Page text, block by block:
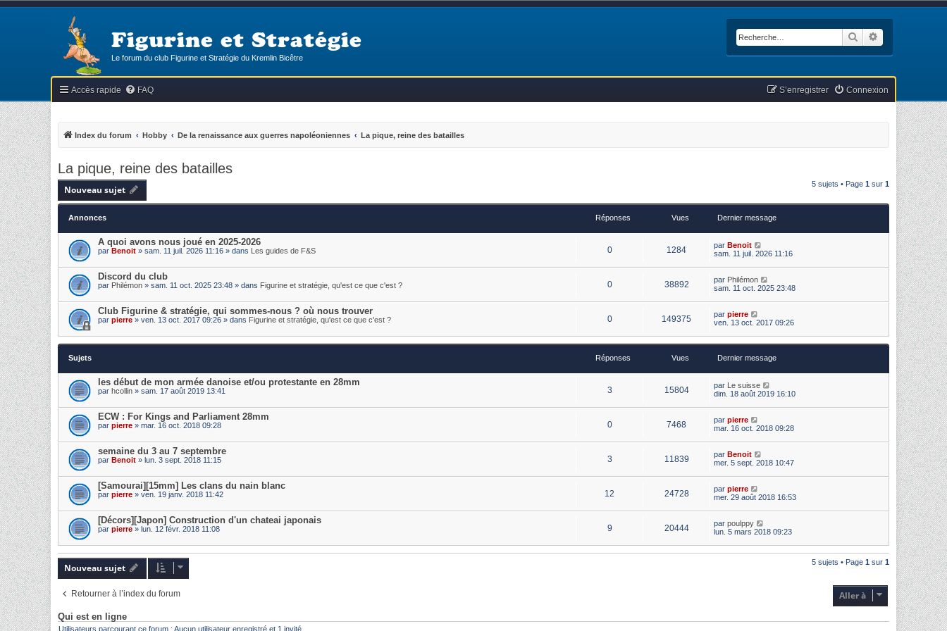
Figurine et Stratégie
Le forum du club Figurine et Stratégie du Kremlin Bicêtre
Rechercher
Accès rapide FAQ Connexion
S’enregistrer
Index du forum Hobby De la renaissance aux guerres napoléoniennes La pique, reine des batailles
La pique, reine des batailles
Nouveau sujet 5 sujets • Page 1 sur 1
Annonces Réponses Vues Dernier message
A quoi avons nous joué en 2025-2026
par Benoit » sam. 11 juil. 2026 11:16 » dans Les guides de F&S 0 1284 par Benoit
sam. 11 juil. 2026 11:16
Discord du club
par Philémon » sam. 11 oct. 2025 23:48 » dans Figurine et stratégie, qu'est ce que c'est ? 0 38892 par Philémon
sam. 11 oct. 2025 23:48
Club Figurine & stratégie, qui sommes-nous ? où nous trouver
par pierre » ven. 13 oct. 2017 09:26 » dans Figurine et stratégie, qu'est ce que c'est ? 0 149375 par pierre
ven. 13 oct. 2017 09:26
Sujets Réponses Vues Dernier message
les début de mon armée danoise et/ou protestante en 28mm
par hcollin » sam. 17 août 2019 13:41 3 15804 par Le suisse
dim. 18 août 2019 16:10
ECW : For Kings and Parliament 28mm
par pierre » mar. 16 oct. 2018 09:28 0 7468 par pierre
mar. 16 oct. 2018 09:28
semaine du 3 au 7 septembre
par Benoit » lun. 3 sept. 2018 11:15 3 11839 par Benoit
mer. 5 sept. 2018 10:47
[Samourai][15mm] Les clans du nain blanc
par pierre » ven. 19 janv. 2018 11:42 12 24728 par pierre
mer. 29 août 2018 16:53
[Décors][Japon] Construction d'un chateai japonais
par pierre » lun. 12 févr. 2018 11:08 9 20444 par poulppy
lun. 5 mars 2018 09:23
Nouveau sujet 5 sujets • Page 1 sur 1
Retourner à l’index du forum Aller à
Qui est en ligne
Utilisateurs parcourant ce forum : Aucun utilisateur enregistré et 1 invité